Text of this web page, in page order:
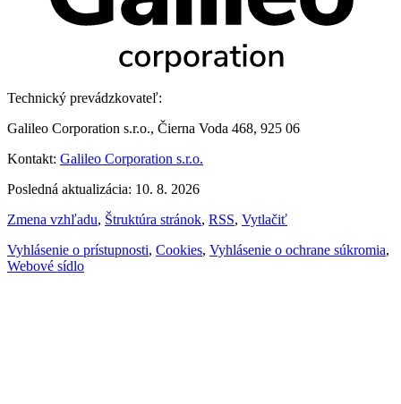
Technický prevádzkovateľ:
Galileo Corporation s.r.o., Čierna Voda 468, 925 06
Kontakt: Galileo Corporation s.r.o.
Posledná aktualizácia: 10. 8. 2026
Zmena vzhľadu, Štruktúra stránok, RSS, Vytlačiť
Vyhlásenie o prístupnosti, Cookies, Vyhlásenie o ochrane súkromia,
Webové sídlo